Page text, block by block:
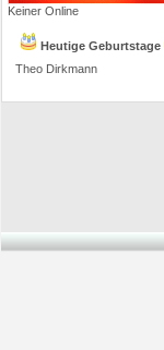
Keiner Online
Heutige Geburtstage
Theo Dirkmann